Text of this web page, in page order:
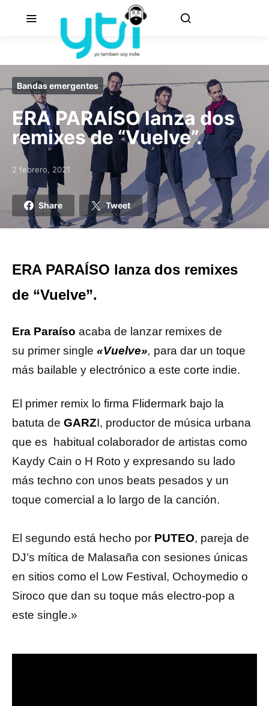
Bandas emergentes
ERA PARAÍSO lanza dos
remixes de “Vuelve”.
Posted on
2 febrero, 2021
Share Tweet
ERA PARAÍSO lanza dos remixes
de “Vuelve”.
Era Paraíso acaba de lanzar remixes de
su primer single «Vuelve», para dar un toque
más bailable y electrónico a este corte indie.
El primer remix lo firma Flidermark bajo la
batuta de GARZI, productor de música urbana
que es habitual colaborador de artistas como
Kaydy Cain o H Roto y expresando su lado
más techno con unos beats pesados y un
toque comercial a lo largo de la canción.
El segundo está hecho por PUTEO, pareja de
DJ’s mítica de Malasaña con sesiones únicas
en sitios como el Low Festival, Ochoymedio o
Siroco que dan su toque más electro-pop a
este single.»